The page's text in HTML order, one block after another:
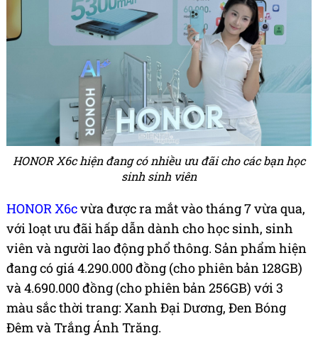
HONOR X6c hiện đang có nhiều ưu đãi cho các bạn học
sinh sinh viên
HONOR X6cvừa được ra mắt vào tháng 7 vừa qua,
với loạt ưu đãi hấp dẫn dành cho học sinh, sinh
viên và người lao động phổ thông. Sản phẩm hiện
đang có giá 4.290.000 đồng (cho phiên bản 128GB)
và 4.690.000 đồng (cho phiên bản 256GB) với 3
màu sắc thời trang: Xanh Đại Dương, Đen Bóng
Đêm và Trắng Ánh Trăng.